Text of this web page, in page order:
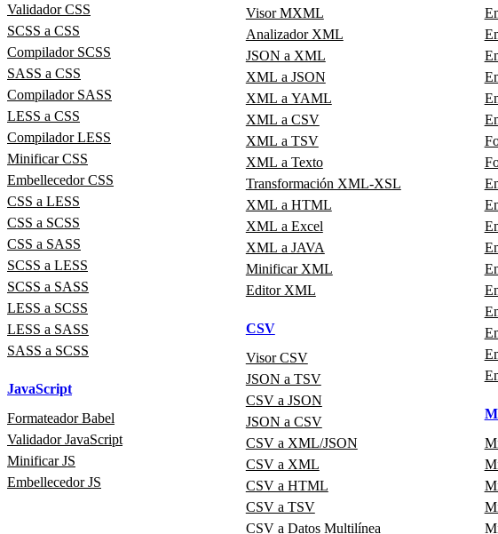
Validador CSS
SCSS a CSS
Compilador SCSS
SASS a CSS
Compilador SASS
LESS a CSS
Compilador LESS
Minificar CSS
Embellecedor CSS
CSS a LESS
CSS a SCSS
CSS a SASS
SCSS a LESS
SCSS a SASS
LESS a SCSS
LESS a SASS
SASS a SCSS
JavaScript
Formateador Babel
Validador JavaScript
Minificar JS
Embellecedor JS
Visor MXML
Analizador XML
JSON a XML
XML a JSON
XML a YAML
XML a CSV
XML a TSV
XML a Texto
Transformación XML-XSL
XML a HTML
XML a Excel
XML a JAVA
Minificar XML
Editor XML
CSV
Visor CSV
JSON a TSV
CSV a JSON
JSON a CSV
CSV a XML/JSON
CSV a XML
CSV a HTML
CSV a TSV
CSV a Datos Multilínea